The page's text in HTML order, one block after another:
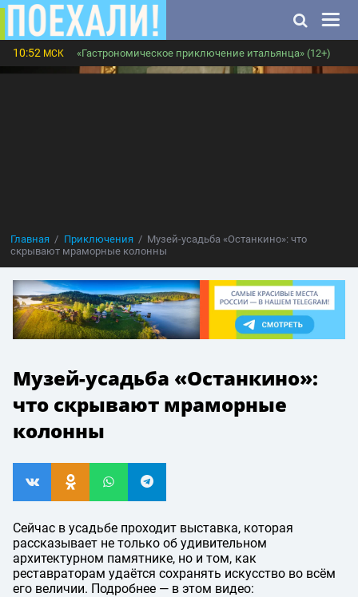
10:52 МСК «Гастрономическое приключение итальянца» (12+)
Главная Приключения
Музей-усадьба «Останкино»: что
скрывают мраморные колонны
Музей-усадьба «Останкино»:
что скрывают мраморные
колонны
Сейчас в усадьбе проходит выставка, которая
рассказывает не только об удивительном
архитектурном памятнике, но и том, как
реставраторам удаётся сохранять искусство во всём
его величии. Подробнее — в этом видео: